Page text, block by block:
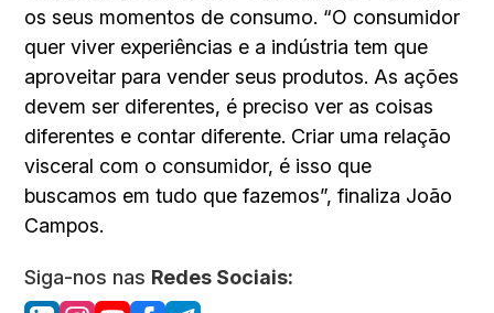
os seus momentos de consumo. “O consumidor
quer viver experiências e a indústria tem que
aproveitar para vender seus produtos. As ações
devem ser diferentes, é preciso ver as coisas
diferentes e contar diferente. Criar uma relação
visceral com o consumidor, é isso que
buscamos em tudo que fazemos”, finaliza João
Campos.
Siga-nos nas Redes Sociais: